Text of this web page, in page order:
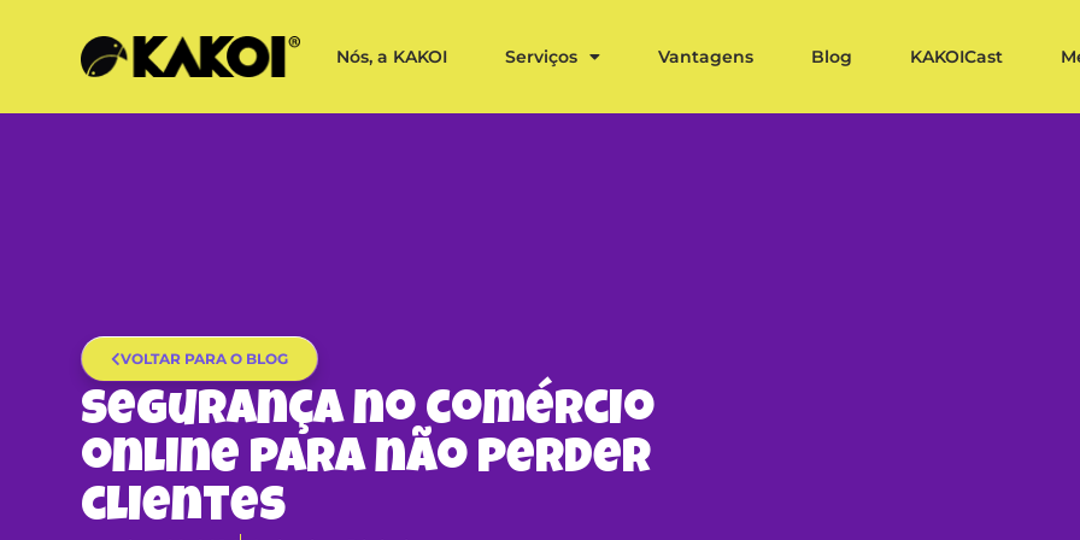
Nós, a KAKOI Serviços Vantagens Blog KAKOICast
VOLTAR PARA O BLOG
Segurança no comércio
online para não perder
clientes